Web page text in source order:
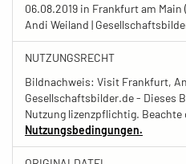
06.08.2019 in Frankfurt am
Andi Weiland |
NUTZUNGSRECHT
Bildnachweis: Visit Frankfurt,
Gesellschaftsbilder.de - Dieses
Nutzung lizenzpflichtig. Beachte
Nutzungsbedingungen.